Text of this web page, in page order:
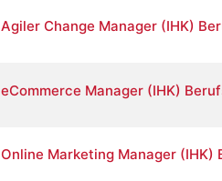
Agiler Change Manager (IHK)
eCommerce Manager (IHK)
Online Marketing Manager